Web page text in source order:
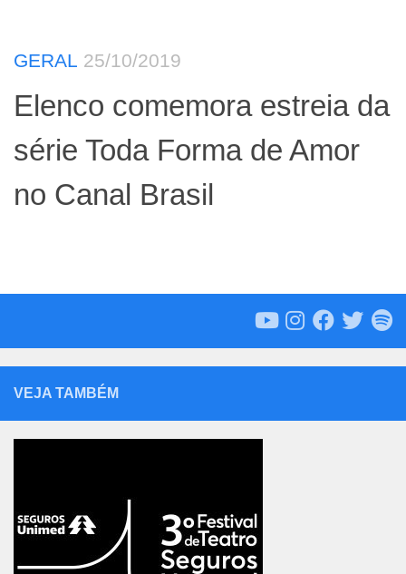
GERAL 25/10/2019
Elenco comemora estreia da
série Toda Forma de Amor
no Canal Brasil
VEJA TAMBÉM